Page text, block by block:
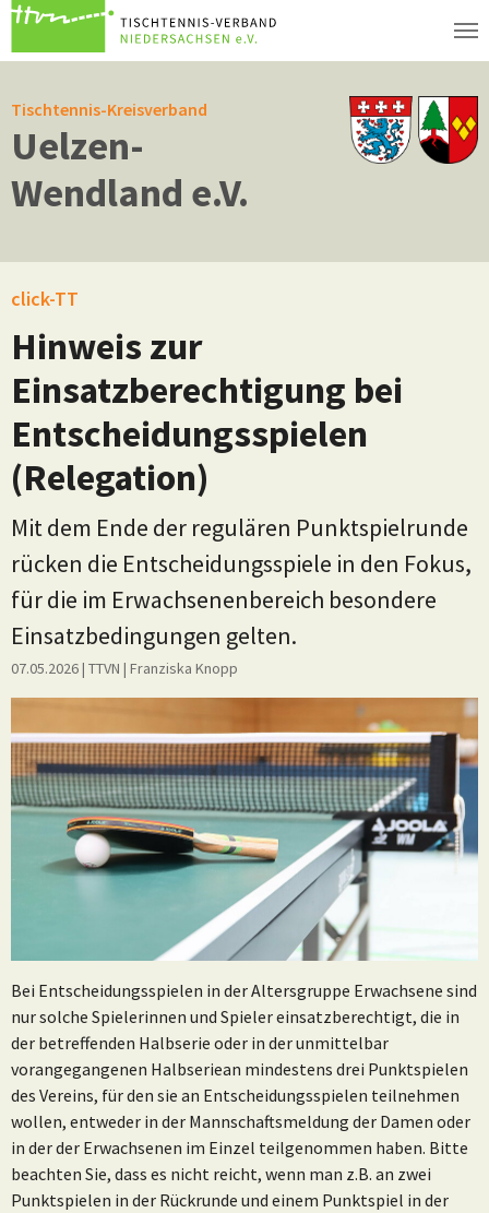
Tischtennis-Kreisverband
Uelzen-
Wendland e.V.
click-TT
Hinweis zur
Einsatzberechtigung bei
Entscheidungsspielen
(Relegation)
Mit dem Ende der regulären Punktspielrunde
rücken die Entscheidungsspiele in den Fokus,
für die im Erwachsenenbereich besondere
Einsatzbedingungen gelten.
07.05.2026| TTVN | Franziska Knopp
Bei Entscheidungsspielen in der Altersgruppe Erwachsene sind
nur solche Spielerinnen und Spieler einsatzberechtigt, die in
der betreffenden Halbserie oder in der unmittelbar
vorangegangenen Halbseriean mindestens drei Punktspielen
des Vereins, für den sie an Entscheidungsspielen teilnehmen
wollen, entweder in der Mannschaftsmeldung der Damen oder
in der der Erwachsenen im Einzel teilgenommen haben. Bitte
beachten Sie, dass es nicht reicht, wenn man z.B. an zwei
Punktspielen in der Rückrunde und einem Punktspiel in der